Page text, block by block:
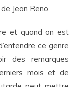
Jean Reno.
et quand on est
ce genre
des remarques
mois et de